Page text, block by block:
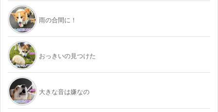
雨の合間に！
おっきいの見つけた
大きな音は嫌なの